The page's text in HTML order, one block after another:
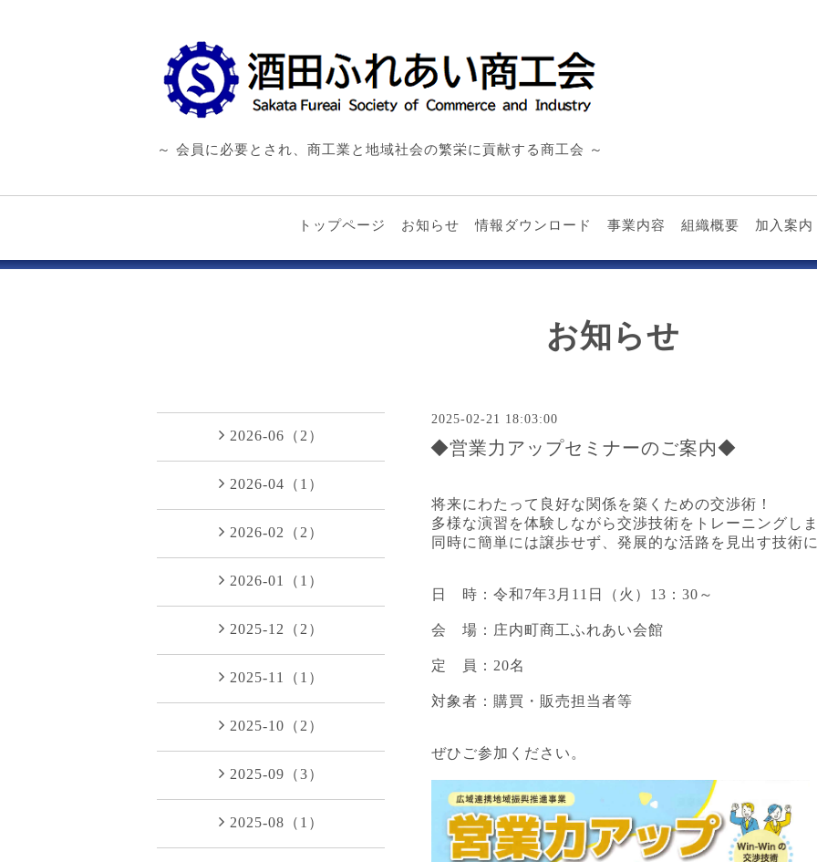
～ 会員に必要とされ、商工業と地域社会の繁栄に貢献する商工会 ～
トップページ お知らせ 情報ダウンロード 事業内容 組織概要 加入案内
お知らせ
2025-02-21 18:03:00
◆営業力アップセミナーのご案内◆
将来にわたって良好な関係を築くための交渉術！
多様な演習を体験しながら交渉技術をトレーニングしま
同時に簡単には譲歩せず、発展的な活路を見出す技術
日 時：令和7年3月11日（火）13：30～
会 場：庄内町商工ふれあい会館
定 員：20名
対象者：購買・販売担当者等
ぜひご参加ください。
2026-06（2）
2026-04（1）
2026-02（2）
2026-01（1）
2025-12（2）
2025-11（1）
2025-10（2）
2025-09（3）
2025-08（1）